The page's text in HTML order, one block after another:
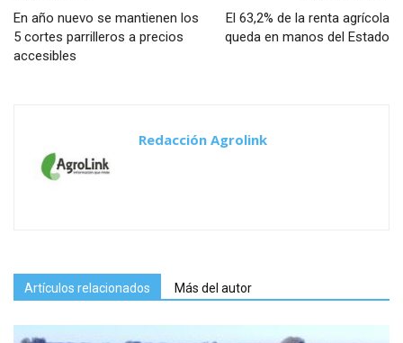
En año nuevo se mantienen los
5 cortes parrilleros a precios
accesibles
El 63,2% de la renta agrícola
queda en manos del Estado
Redacción Agrolink
Artículos relacionados Más del autor